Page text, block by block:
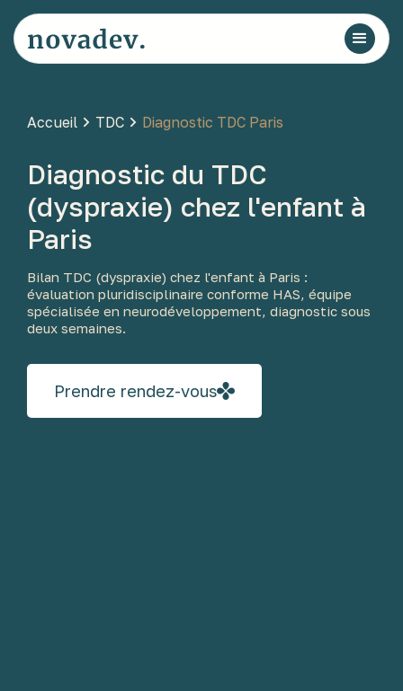
Accueil TDC Diagnostic TDC Paris
Diagnostic du TDC
(dyspraxie) chez l'enfant à
Paris
Bilan TDC (dyspraxie) chez l'enfant à Paris :
évaluation pluridisciplinaire conforme HAS, équipe
spécialisée en neurodéveloppement, diagnostic sous
deux semaines.
Prendre rendez-vous